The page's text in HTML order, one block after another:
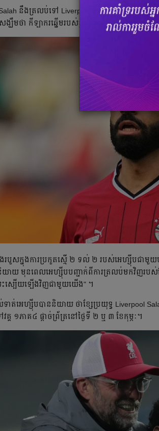
នឹងត្រលប់ទៅ Liverpool ដើម្បីព្យាបាលរបួសជ
ង្ឃឹមថា កីឡាករឆ្នើមរបស់ខ្លួន អាចត្រលប់មកទីលានវិ
ងរបួសក្នុងការប្រកួតស្មើ ២ ទល់ ២ របស់អេហ្ស៊ីបជាមួ
យាយ មុនពេលអេហ្ស៊ីបបញ្ជាក់ពីការត្រលប់មកវិញរបស់ខ្ស
ះស្បើយឡើងវិញជាមួយយើង" ។
ាត់អេហ្ស៊ីបបាននិយាយ ថាខ្សែប្រយុទ្ធ Liverpool
គ ១ភាគ៤ ផ្តាច់ព្រ័ត្រនៅថ្ងៃទី ២ ឬ ៣ ខែកុម្ភៈ។